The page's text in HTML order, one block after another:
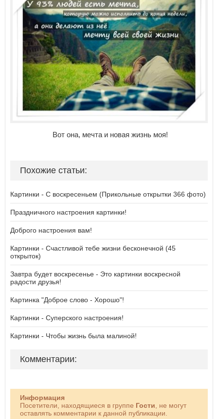
Вот она, мечта и новая жизнь моя!
Похожие статьи:
Картинки - С воскресеньем (Прикольные открытки 366 фото)
Праздничного настроения картинки!
Доброго настроения вам!
Картинки - Счастливой тебе жизни бесконечной (45
открыток)
Завтра будет воскресенье - Это картинки воскресной
радости друзья!
Картинка "Доброе слово - Хорошо"!
Картинки - Суперского настроения!
Картинки - Чтобы жизнь была малиной!
Комментарии:
Информация
Посетители, находящиеся в группе Гости , не могут
оставлять комментарии к данной публикации.